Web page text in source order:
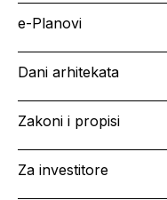
e-Planovi
Dani arhitekata
Zakoni i propisi
Za investitore